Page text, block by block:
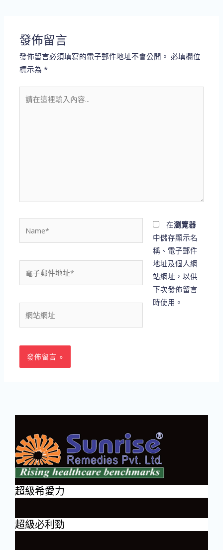
發佈留言
發佈留言必須填寫的電子郵件地址不會公開。 必填欄位
標示為*
在
子
件
地
*
站
址
在瀏覽器
中儲存顯示名
稱、電子郵件
地址及個人網
站網址，以供
下次發佈留言
時使用。
超級希愛力
超級必利勁